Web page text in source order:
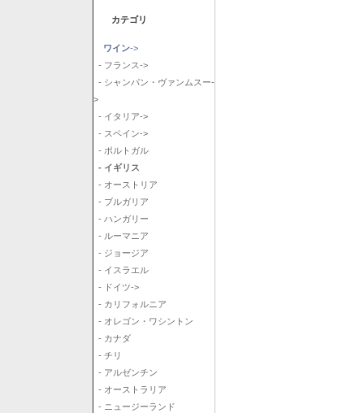
カテゴリ
ワイン->
- フランス->
- シャンパン・ヴァンムスー-
>
- イタリア->
- スペイン->
- ポルトガル
- イギリス
- オーストリア
- ブルガリア
- ハンガリー
- ルーマニア
- ジョージア
- イスラエル
- ドイツ->
- カリフォルニア
- オレゴン・ワシントン
- カナダ
- チリ
- アルゼンチン
- オーストラリア
- ニュージーランド